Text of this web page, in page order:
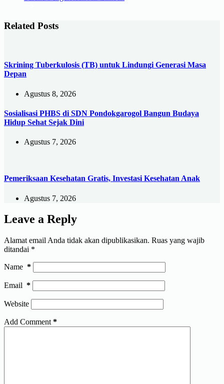
Related Posts
Skrining Tuberkulosis (TB) untuk Lindungi Generasi Masa
Depan
Agustus 8, 2026
Sosialisasi PHBS di SDN Pondokgarogol Bangun Budaya
Hidup Sehat Sejak Dini
Agustus 7, 2026
Pemeriksaan Kesehatan Gratis, Investasi Kesehatan Anak
Agustus 7, 2026
Leave a Reply
Alamat email Anda tidak akan dipublikasikan. Ruas yang wajib
ditandai *
Name *
Email *
Website
Add Comment *